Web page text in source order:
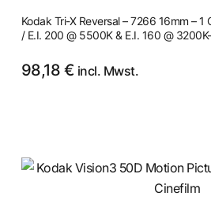
Kodak Tri-X Reversal – 7266 16mm –
/ E.I. 200 @ 5500K & E.I. 160 @
98,18 € incl. Mwst.